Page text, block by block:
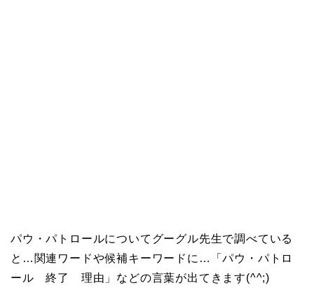
パウ・パトロールについてグーグル先生で調べている
と…関連ワードや候補キーワードに…「パウ・パトロ
ール 終了 理由」などの言葉が出てきます(^^;)